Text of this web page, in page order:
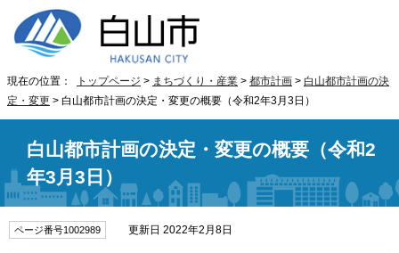
現在の位置： トップページ > まちづくり・産業 > 都市計画 > 白山都市計画の決
定・変更 > 白山都市計画の決定・変更の概要（令和2年3月3日）
白山都市計画の決定・変更の概要（令和2
年3月3日）
ページ番号1002989 更新日 2022年2月8日